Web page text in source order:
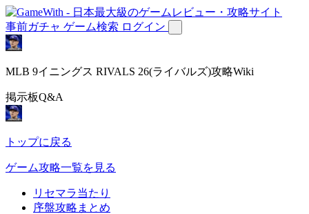
事前ガチャ ゲーム検索 ログイン
MLB 9イニングス RIVALS 26(ライバルズ)攻略Wiki
掲示板Q&A
トップに戻る
ゲーム攻略一覧を見る
リセマラ当たり
序盤攻略まとめ